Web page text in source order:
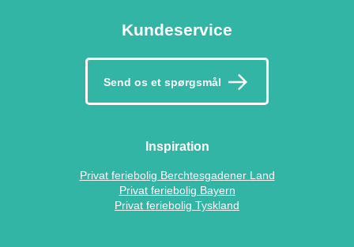
Kundeservice
Send os et spørgsmål
Inspiration
Privat feriebolig Berchtesgadener Land
Privat feriebolig Bayern
Privat feriebolig Tyskland